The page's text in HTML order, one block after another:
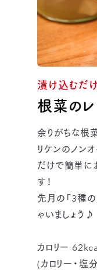
漬け込むだ
根菜の
余りがちな根
リケンのノン
だけで簡単に
す！
先月の「3種の
ゃいましょう♪
カロリー
(カロリー・塩